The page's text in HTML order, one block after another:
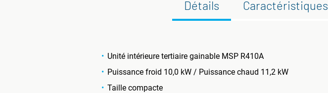
Détails Caractéristiques
Unité intérieure tertiaire gainable MSP R410A
Puissance froid 10,0 kW / Puissance chaud 11,2 kW
Taille compacte